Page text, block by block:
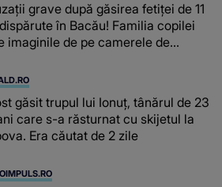
grave după găsirea fetiței de 11
în Bacău! Familia copilei
imaginile de pe camerele de
găsit trupul lui Ionuț, tânărul de 23
care s-a răsturnat cu skijetul la
Era căutat de 2 zile